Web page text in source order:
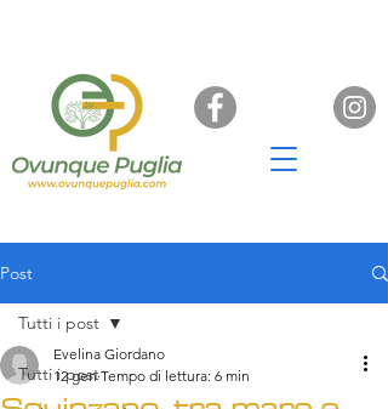
Post
Tutti i post
Tutti i post
Evelina Giordano
12 gen Tempo di lettura: 6 min